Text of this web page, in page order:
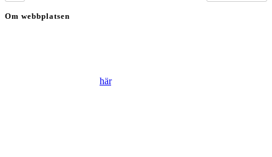
Om webbplatsen
här.